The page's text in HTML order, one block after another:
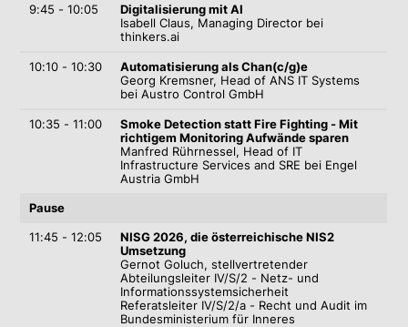
9:45 - 10:05
Digitalisierung mit AI
Isabell Claus, Managing Director bei
thinkers.ai
10:10 - 10:30
Automatisierung als Chan(c/g)e
Georg Kremsner, Head of ANS IT Systems
bei Austro Control GmbH
10:35 - 11:00
Smoke Detection statt Fire Fighting - Mit
richtigem Monitoring Aufwände sparen
Manfred Rührnessel, Head of IT
Infrastructure Services and SRE bei Engel
Austria GmbH
Pause
11:45 - 12:05
NISG 2026, die österreichische NIS2
Umsetzung
Gernot Goluch, stellvertretender
Abteilungsleiter IV/S/2 - Netz- und
Informationssystemsicherheit
Referatsleiter IV/S/2/a - Recht und Audit im
Bundesministerium für Inneres